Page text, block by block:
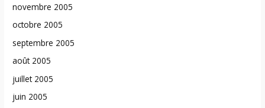
novembre 2005
octobre 2005
septembre 2005
août 2005
juillet 2005
juin 2005